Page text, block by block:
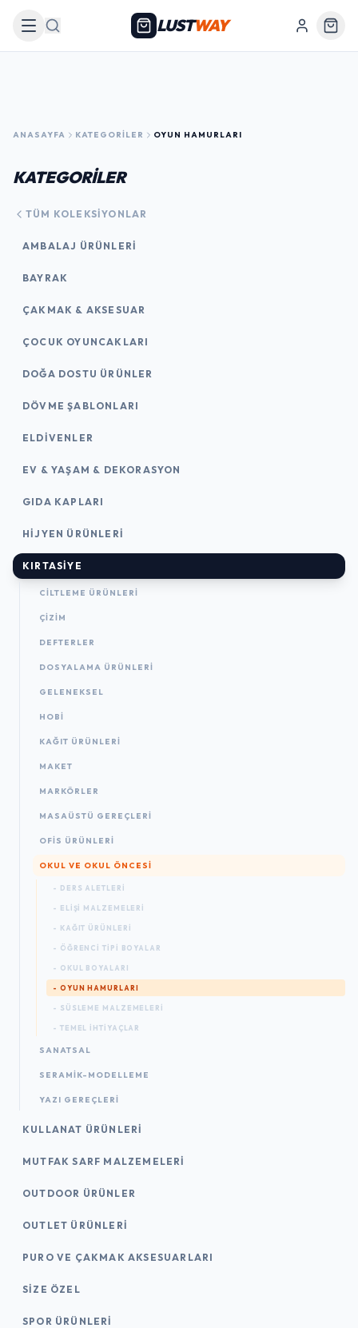
Arama LUSTWAY
ANASAYFA KATEGORILER OYUN HAMURLARI
KATEGORİLER
TÜM KOLEKSIYONLAR
AMBALAJ ÜRÜNLERI
BAYRAK
ÇAKMAK & AKSESUAR
ÇOCUK OYUNCAKLARI
DOĞA DOSTU ÜRÜNLER
DÖVME ŞABLONLARI
ELDIVENLER
EV & YAŞAM & DEKORASYON
GIDA KAPLARI
HIJYEN ÜRÜNLERI
KIRTASİYE
CILTLEME ÜRÜNLERI
ÇİZİM
DEFTERLER
DOSYALAMA ÜRÜNLERI
GELENEKSEL
HOBİ
KAĞIT ÜRÜNLERI
MAKET
MARKÖRLER
MASAÜSTÜ GEREÇLERI
OFIS ÜRÜNLERI
OKUL VE OKUL ÖNCESİ
- DERS ALETLERI
- ELIŞI MALZEMELERI
- KAĞIT ÜRÜNLERI
- ÖĞRENCI TIPI BOYALAR
- OKUL BOYALARI
- OYUN HAMURLARI
- SÜSLEME MALZEMELERI
- TEMEL İHTIYAÇLAR
SANATSAL
SERAMİK-MODELLEME
YAZI GEREÇLERI
KULLANAT ÜRÜNLERI
MUTFAK SARF MALZEMELERI
OUTDOOR ÜRÜNLER
OUTLET ÜRÜNLERI
PURO VE ÇAKMAK AKSESUARLARI
SIZE ÖZEL
SPOR ÜRÜNLERI